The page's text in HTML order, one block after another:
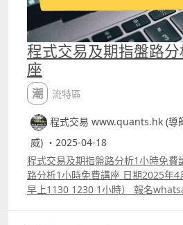
程式交易及期指盤路
座
潮流特區
程式交易 www.quants.hk (導
威) ・2025-04-18
程式交易及期指盤路分析1小時免費
路分析1小時免費講座 日期2025年
早上1130 1230 1小時） 報名whatsapp852 69091306 主